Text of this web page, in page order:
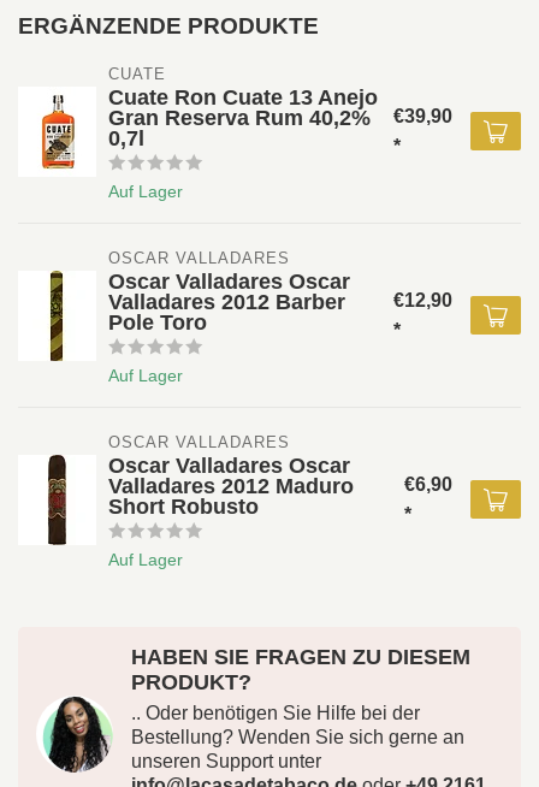
ERGÄNZENDE PRODUKTE
CUATE
Cuate Ron Cuate 13 Anejo
Gran Reserva Rum 40,2%
0,7l
Auf Lager
€39,90
*
OSCAR VALLADARES
Oscar Valladares Oscar
Valladares 2012 Barber
Pole Toro
Auf Lager
€12,90
*
OSCAR VALLADARES
Oscar Valladares Oscar
Valladares 2012 Maduro
Short Robusto
Auf Lager
€6,90
*
HABEN SIE FRAGEN ZU DIESEM
PRODUKT?
.. Oder benötigen Sie Hilfe bei der
Bestellung? Wenden Sie sich gerne an
unseren Support unter